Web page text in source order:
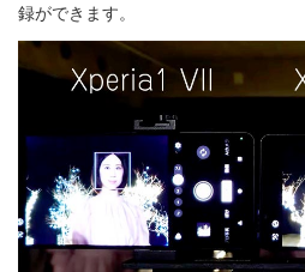
録ができます。